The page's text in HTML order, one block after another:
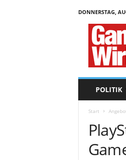
DONNERSTAG,
POLITIK
Start